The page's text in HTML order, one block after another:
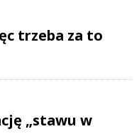
trzeba za to
„stawu w